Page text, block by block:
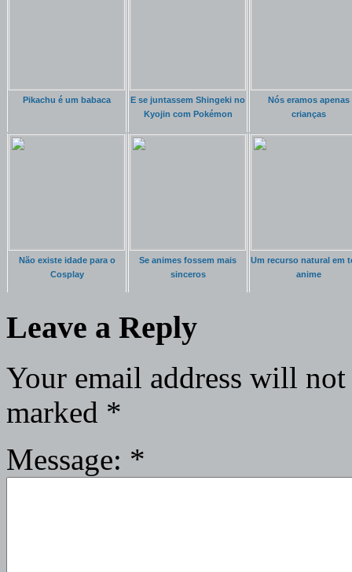
Pikachu é um babaca
E se juntassem Shingeki no
Kyojin com Pokémon
Nós eramos apenas
crianças
Não existe idade para o
Cosplay
Se animes fossem mais
sinceros
Um recurso natural em
anime
Leave a Reply
Your email address will
marked *
Message: *